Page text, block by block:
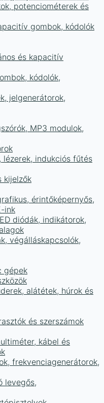
potenciométerek és
gombok, kódolók
és kapacitív
kódolók,
jelgenerátorok,
MP3 modulok,
indukciós fűtés
kijelzők
érintőképernyős,
ink
diódák, indikátorok,
végálláskapcsolók,
gépek
alátétek, húrok és
és szerszámok
kábel és
frekvenciagenerátorok,
levegős,